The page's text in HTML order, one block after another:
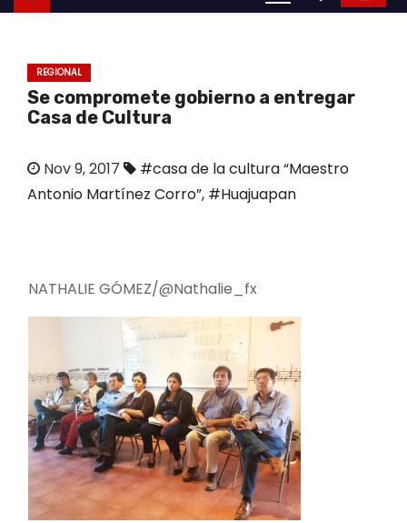
t
REGIONAL
Se compromete gobierno a entregar
Casa de Cultura
Nov 9, 2017
#casa de la cultura “Maestro
Antonio Martínez Corro”, #Huajuapan
NATHALIE GÓMEZ/@Nathalie_fx